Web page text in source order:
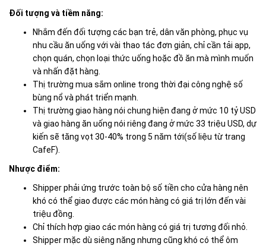
Đối tượng và tiềm năng:
Nhắm đến đối tượng các bạn trẻ, dân văn phòng, phục vụ
nhu cầu ăn uống với vài thao tác đơn giản, chỉ cần tải app,
chọn quán, chọn loại thức uống hoặc đồ ăn mà mình muốn
và nhấn đặt hàng.
Thị trường mua sắm online trong thời đại công nghệ số
bùng nổ và phát triển mạnh.
Thị trường giao hàng nói chung hiện đang ở mức 10 tỷ USD
và giao hàng ăn uống nói riêng đang ở mức 33 triệu USD, dự
kiến sẽ tăng vọt 30-40% trong 5 năm tới(số liệu từ trang
CafeF).
Nhược điểm:
Shipper phải ứng trước toàn bộ số tiền cho cửa hàng nên
khó có thể giao được các món hàng có giá trị lớn đến vài
triệu đồng.
Chỉ thích hợp giao các món hàng có giá trị tương đối nhỏ.
Shipper mặc dù siêng năng nhưng cũng khó có thể ôm